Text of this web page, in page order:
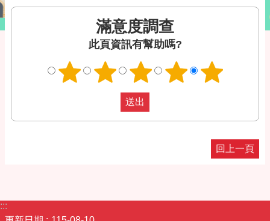
滿意度調查
此頁資訊有幫助嗎?
回上一頁
:::